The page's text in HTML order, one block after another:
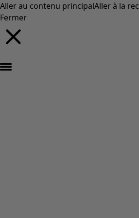
Aller au contenu principalAller à la
Fermer